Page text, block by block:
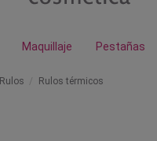
Maquillaje Pestañas
Rulos Rulos térmicos